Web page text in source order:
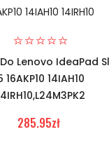
Lenovo IdeaPad
16AKP10 14IAH10
285.95zł